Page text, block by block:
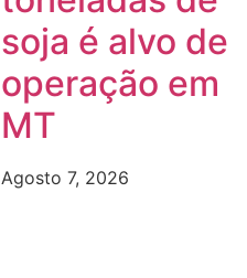
soja é alvo de
operação em
MT
Agosto 7, 2026